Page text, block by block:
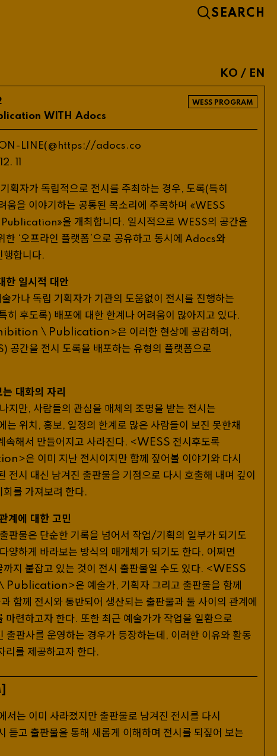
WESS PROGRAM
WITH Adocs
- LINE(@ https://adocs.co
12.
획자가 독립적으로 전시를 주최하는 경우, 도록(특히
움을 이야기하는 공통된 목소리에 주목하며 «WESS
Publication»을 개최합니다. 일시적으로 WESS의 공간을
‘오프라인 플랫폼’으로 공유하고 동시에 Adocs와
행합니다.
한 일시적 대안
가나 독립 기획자가 기관의 도움없이 전시를 진행하는
히 후도록) 배포에 대한 한계나 어려움이 많아지고 있다.
\ Publication >은 이러한 현상에 공감하며 ,
) 공간을 전시 도록을 배포하는 유형의 플랫폼으로
대화의 자리
지만, 사람들의 관심을 매체의 조명을 받는 전시는
는 위치 , 홍보, 일정의 한계로 많은 사람들이 보진 못한채
속해서 만들어지고 사라진다. <WESS 전시후도록
>은 이미 지난 전시이지만 함께 짚어볼 이야기와 다시
전시 대신 남겨진 출판물을 기점으로 다시 호출해 내며 깊이
회를 가져보려 한다.
계에 대한 고민
판물은 단순한 기록을 넘어서 작업/기획의 일부가 되기도
양하게 바라보는 방식의 매개체가 되기도 한다. 어쩌면
지 붙잡고 있는 것이 전시 출판물일 수도 있다. <WESS
\ Publication >은 예술가, 기획자 그리고 출판물을 함께
함께 전시와 동반되어 생산되는 출판물과 둘 사이의 관계에
마련하고자 한다. 또한 최근 예술가가 작업을 일환으로
출판사를 운영하는 경우가 등장하는데 , 이러한 이유와 활동
리를 제공하고자 한다.
서는 이미 사라졌지만 출판물로 남겨진 전시를 다시
듣고 출판물을 통해 새롭게 이해하며 전시를 되짚어 보는
KO / EN